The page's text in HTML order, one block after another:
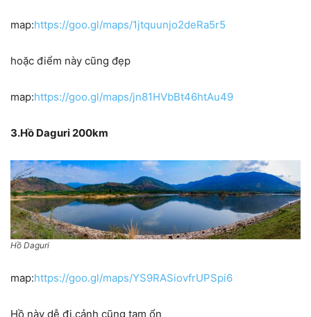
map:https://goo.gl/maps/1jtquunjo2deRa5r5
hoặc điểm này cũng đẹp
map:https://goo.gl/maps/jn81HVbBt46htAu49
3.Hồ Daguri 200km
Hồ Daguri
map:https://goo.gl/maps/YS9RASiovfrUPSpi6
Hồ này dễ đi,cảnh cũng tạm ổn